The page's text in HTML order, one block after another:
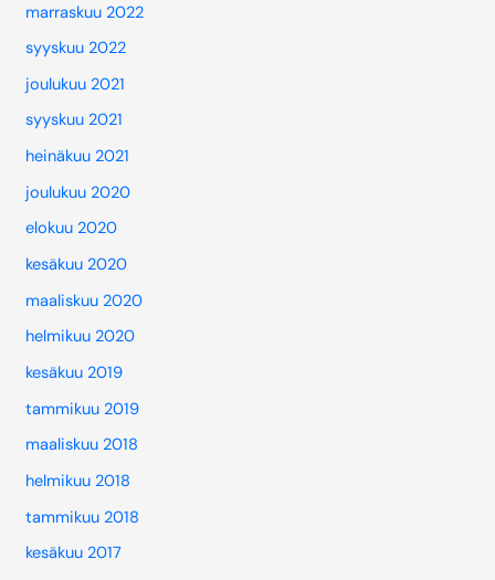
marraskuu 2022
syyskuu 2022
joulukuu 2021
syyskuu 2021
heinäkuu 2021
joulukuu 2020
elokuu 2020
kesäkuu 2020
maaliskuu 2020
helmikuu 2020
kesäkuu 2019
tammikuu 2019
maaliskuu 2018
helmikuu 2018
tammikuu 2018
kesäkuu 2017